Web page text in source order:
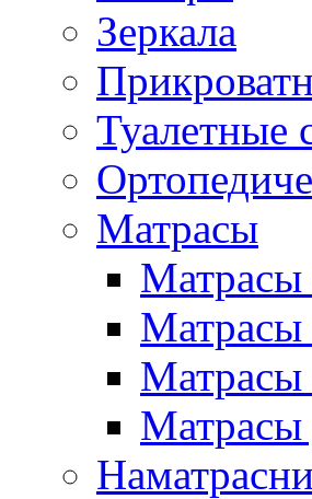
Зеркала
Туалетные
Матрасы
Матрасы
Матрасы
Матрасы